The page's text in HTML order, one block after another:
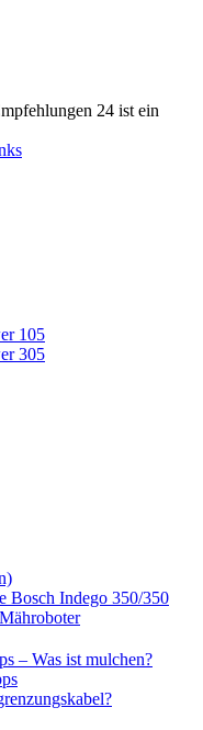
24 ist ein
105
305
Bosch Indego 350/350
– Was ist mulchen?